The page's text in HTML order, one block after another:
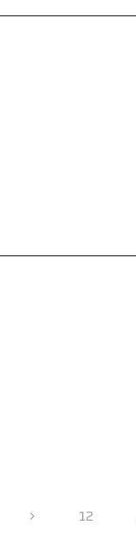
12